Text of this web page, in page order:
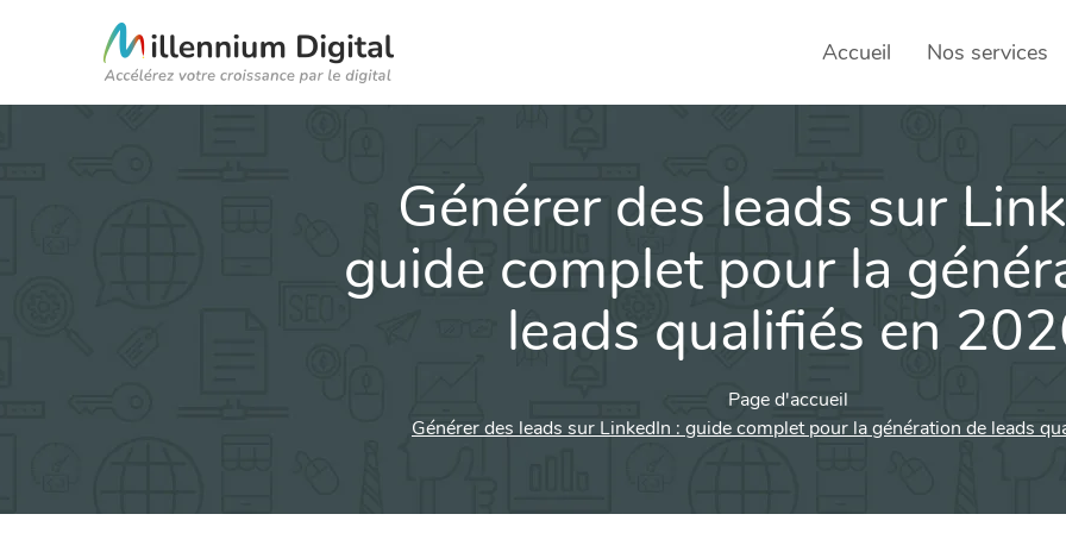
Accueil Nos services
SEO
Social
Générer des leads sur
guide complet pour la
leads qualifiés en
Page d'accueil
Générer des leads sur LinkedIn : guide complet pour la génération de leads